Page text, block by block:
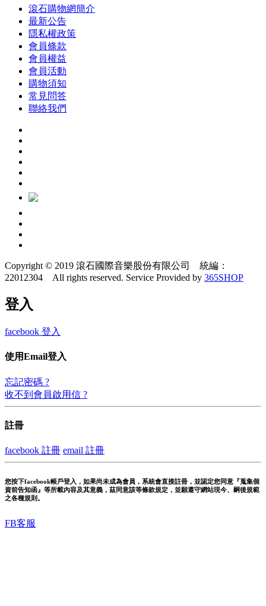
滾石購物網簡介
最新公告
隱私權政策
會員條款
會員權益
會員活動
購物須知
常見問答
聯絡我們
Copyright © 2019 滾石國際音樂股份有限公司 統編：
22012304 All rights reserved. Service Provided by 365SHOP
登入
facebook 登入
使用Email登入
忘記密碼 ?
收不到會員啟用信 ?
註冊
facebook 註冊 email 註冊
您按下facebook帳戶登入，如果尚未成為會員，系統會直接註冊，並認定您同意『蒐集個
資前告知函』等所載內容及其意義，茲同意該等條款規定，並願遵守網站現今、嗣後規範
之各種規則。
FB客服